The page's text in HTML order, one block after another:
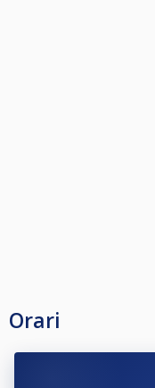
Orari